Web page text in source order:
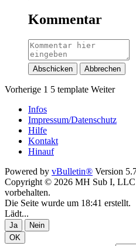
Kommentar
Abschicken Abbrechen
Vorherige 1 5 template Weiter
Infos
Impressum/Datenschutz
Hilfe
Kontakt
Hinauf
Powered by vBulletin® Version
Copyright © 2026 MH Sub I,
vorbehalten.
Die Seite wurde um 18:41 erstellt.
Lädt...
Ja
Nein
OK